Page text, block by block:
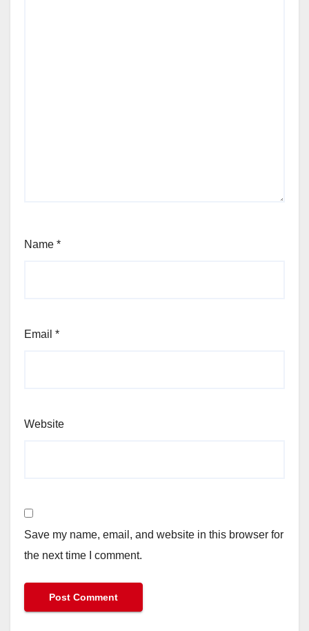
Name *
Email *
Website
Save my name, email, and website in this browser for
the next time I comment.